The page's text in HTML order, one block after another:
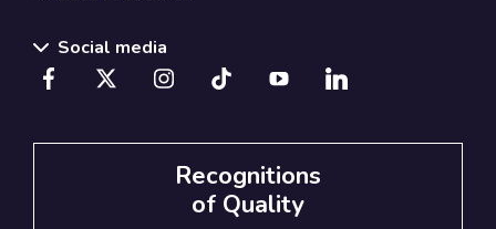
Social media
Recognitions
of Quality